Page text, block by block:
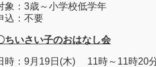
象：3歳～小学校低学年
込：不要
ちいさい子のおはなし会
時：9月19日(木) 11時～11時20